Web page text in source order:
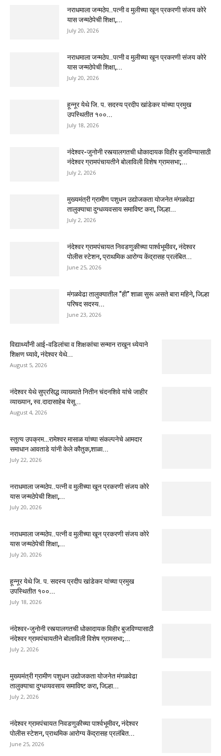
नराधमाला जन्मठेप..पत्नी व मुलीच्या खून प्रकरणी संजय कोरे
यास जन्मठेपेची शिक्षा,...
July 20, 2026
नराधमाला जन्मठेप..पत्नी व मुलीच्या खून प्रकरणी संजय कोरे
यास जन्मठेपेची शिक्षा,...
July 20, 2026
हून्नूर येथे जि. प. सदस्य प्रदीप खांडेकर यांच्या प्रमुख
उपस्थितीत १००...
July 18, 2026
नंदेश्वर-जुनोनी रस्त्यालगतची धोकादायक विहीर बुजविण्यासाठी
नंदेश्वर ग्रामपंचायतीने बोलाविली विशेष ग्रामसभा;...
July 2, 2026
मुख्यमंत्री ग्रामीण पशुधन उद्योजकता योजनेत मंगळवेढा
तालुक्याचा दुग्धव्यवसाय समाविष्ट करा, जिल्हा...
July 2, 2026
नंदेश्वर ग्रामपंचायत निवडणुकीच्या पार्श्वभूमीवर, नंदेश्वर
पोलीस स्टेशन, प्राथमिक आरोग्य केंद्रासह प्रलंबित...
June 25, 2026
मंगळवेढा तालुक्यातील “ही” शाळा सुरू असते बारा महिने, जिल्हा
परिषद सदस्य...
June 23, 2026
विद्यार्थ्यांनी आई-वडिलांचा व शिक्षकांचा सन्मान राखून ध्येयाने
शिक्षण घ्यावे, नंदेश्वर येथे...
August 5, 2026
नंदेश्वर येथे सुप्रसिद्ध व्याख्याते नितीन चंदनशिवे यांचे जाहीर
व्याख्यान, स्व.दादासाहेब येसू...
August 4, 2026
स्तुत्य उपक्रम…रामेश्वर मासाळ यांच्या संकल्पनेचे आमदार
समाधान आवताडे यांनी केले कौतुक,शाळा...
July 22, 2026
नराधमाला जन्मठेप..पत्नी व मुलीच्या खून प्रकरणी संजय कोरे
यास जन्मठेपेची शिक्षा,...
July 20, 2026
नराधमाला जन्मठेप..पत्नी व मुलीच्या खून प्रकरणी संजय कोरे
यास जन्मठेपेची शिक्षा,...
July 20, 2026
हून्नूर येथे जि. प. सदस्य प्रदीप खांडेकर यांच्या प्रमुख
उपस्थितीत १००...
July 18, 2026
नंदेश्वर-जुनोनी रस्त्यालगतची धोकादायक विहीर बुजविण्यासाठी
नंदेश्वर ग्रामपंचायतीने बोलाविली विशेष ग्रामसभा;...
July 2, 2026
मुख्यमंत्री ग्रामीण पशुधन उद्योजकता योजनेत मंगळवेढा
तालुक्याचा दुग्धव्यवसाय समाविष्ट करा, जिल्हा...
July 2, 2026
नंदेश्वर ग्रामपंचायत निवडणुकीच्या पार्श्वभूमीवर, नंदेश्वर
पोलीस स्टेशन, प्राथमिक आरोग्य केंद्रासह प्रलंबित...
June 25, 2026